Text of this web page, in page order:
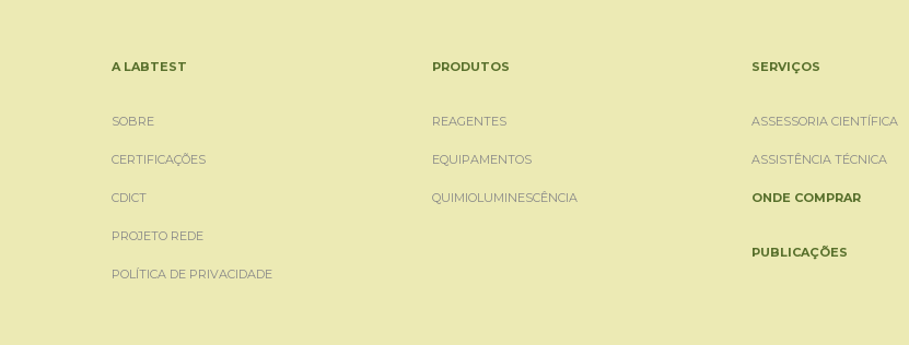
A LABTEST
SOBRE
CERTIFICAÇÕES
CDICT
PROJETO REDE
POLÍTICA DE PRIVACIDADE
PRODUTOS
REAGENTES
EQUIPAMENTOS
QUIMIOLUMINESCÊNCIA
SERVIÇOS
ASSESSORIA CIENTÍFICA
ASSISTÊNCIA TÉCNICA
ONDE COMPRAR
PUBLICAÇÕES